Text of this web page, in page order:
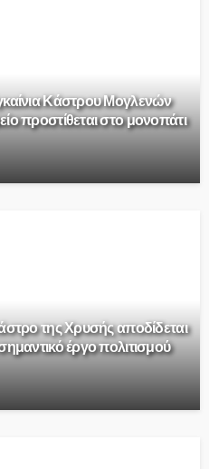
Κάστρου Μογλενών
προστίθεται στο μονοπάτι
της Χρυσής αποδίδεται
έργο πολιτισμού